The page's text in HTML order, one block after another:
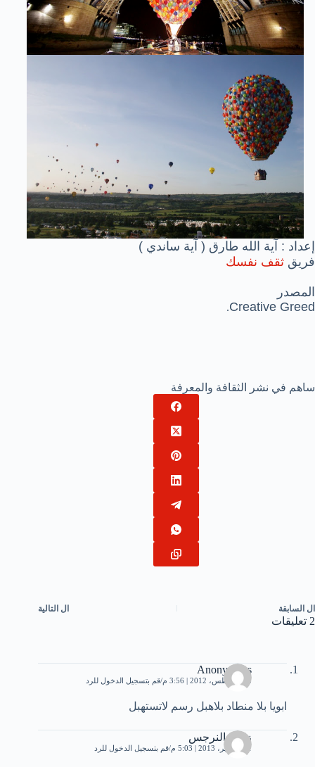
إعداد : آية الله طارق ( آية ساندي )
فريق ثقف نفسك
المصدر
Creative Greed
.
ساهم في نشر الثقافة والمعرفة
ال السابقة ال التالية
2 تعليقات
Anonymous
15 أغسطس، 2012 | 3:56 م قم بتسجيل الدخول للرد
ابويا بلا منطاد بلاهبل رسم لاتستهبل
زهرة النرجس
21 سبتمبر، 2013 | 5:03 م قم بتسجيل الدخول للرد